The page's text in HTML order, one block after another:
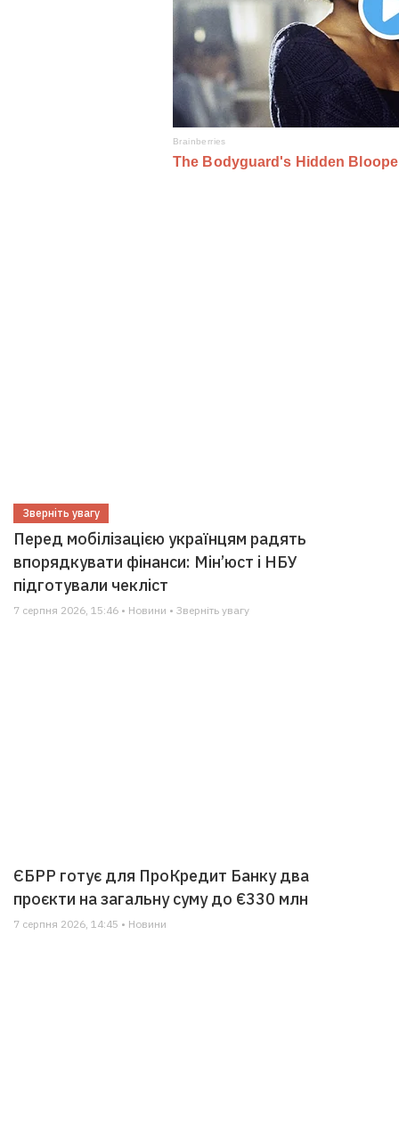
Зверніть увагу
Перед мобілізацією українцям радять
впорядкувати фінанси: Мін’юст і НБУ
підготували чекліст
7 серпня 2026, 15:46 • Новини • Зверніть увагу
ЄБРР готує для ПроКредит Банку два
проєкти на загальну суму до €330 млн
7 серпня 2026, 14:45 • Новини